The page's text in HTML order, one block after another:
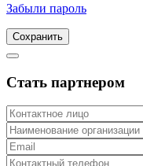
Забыли пароль
Сохранить
Стать партнером